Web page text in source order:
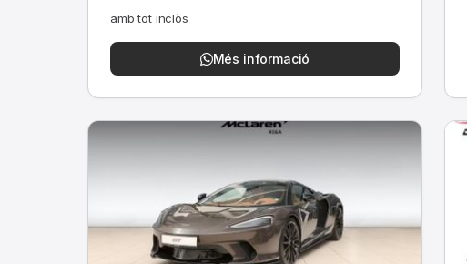
amb tot inclòs
Més informació